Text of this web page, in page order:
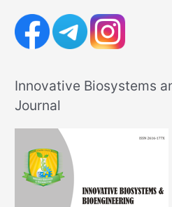
Innovative Biosystems
Journal